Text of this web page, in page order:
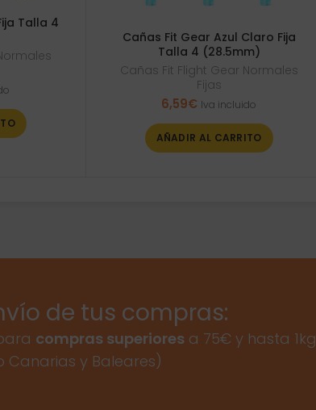
Talla 4
Cañas Fit Gear Azul Claro Fija
Talla 4 (28.5mm)
Cañas Fit Flight Gear Normales
Fijas
6,59€ Iva incluido
AÑADIR AL CARRITO
de tus compras:
compras superiores a 75€ y hasta 1kg
Canarias y Baleares)